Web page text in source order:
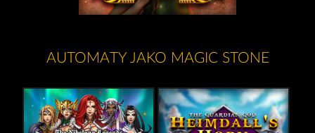
AUTOMATY JAKO MAGIC STONE